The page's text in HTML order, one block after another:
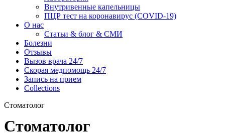
Внутривенные капельницы
ПЦР тест на коронавирус (COVID-19)
О нас
Статьи & блог & СМИ
Болезни
Отзывы
Вызов врача 24/7
Скорая медпомощь 24/7
Запись на прием
Collections
Стоматолог
Стоматолог